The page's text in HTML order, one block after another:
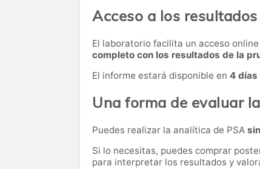
Acceso a los resultados
El laboratorio facilita un acceso
completo con los resultados de la
El informe estará disponible en 4 días
Una forma de evaluar
Puedes realizar la analítica de PSA
Si lo necesitas, puedes comprar
para interpretar los resultados y